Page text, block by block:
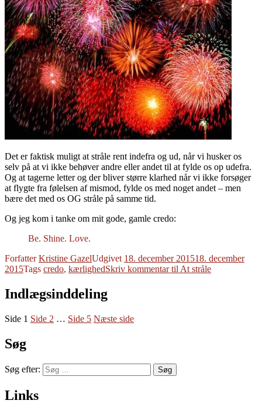
Det er faktisk muligt at stråle rent indefra og ud, når vi husker os
selv på at vi ikke behøver andre eller andet til at fylde os op udefra.
Og at tagerne letter og der bliver større klarhed når vi ikke forsøger
at flygte fra følelsen af mismod, fylde os med noget andet – men
bære det med os OG stråle på samme tid.
Og jeg kom i tanke om mit gode, gamle credo:
Be. Shine. Love.
ForfatterKristine GazelUdgivet 18. december 201518. december
2015Tags credo, kærlighedSkriv kommentartil At stråle
Indlægsinddeling
Side 1 Side 2 … Side 5 Næste side
Søg
Søg efter: Søg
Links